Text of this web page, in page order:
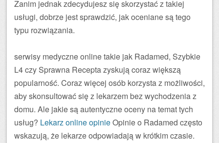
Zanim jednak zdecydujesz się skorzystać z takiej
usługi, dobrze jest sprawdzić, jak oceniane są tego
typu rozwiązania.
serwisy medyczne online takie jak Radamed, Szybkie
L4 czy Sprawna Recepta zyskują coraz większą
popularność. Coraz więcej osób korzysta z możliwości,
aby skonsultować się z lekarzem bez wychodzenia z
domu. Ale jakie są autentyczne oceny na temat tych
usług? Lekarz online opinieOpinie o Radamed często
wskazują, że lekarze odpowiadają w krótkim czasie.